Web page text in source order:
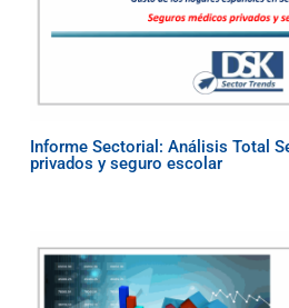
Informe Sectorial: Análisis Total
privados y seguro escolar